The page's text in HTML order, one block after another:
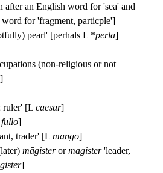
after an English word for 'sea' and
for 'fragment, particple']
pearl' [perhals L *perla]
(non-religious or not
ruler' [L caesar]
fullo]
trader' [L mango]
māgisterormagister'leader,
]